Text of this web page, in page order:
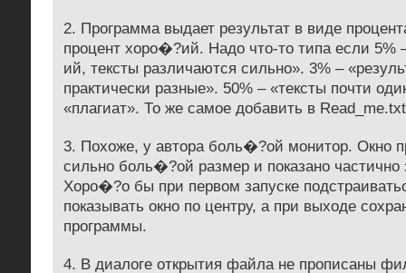
2. Программа выдает результат в виде
процент хоро�?ий. Надо что-то типа если 5%
ий, тексты различаются сильно». 3% –
практически разные». 50% – «тексты почти
«плагиат». То же самое добавить в Read_me.txt
3. Похоже, у автора боль�?ой монитор. Окно
сильно боль�?ой размер и показано частично
Хоро�?о бы при первом запуске
показывать окно по центру, а при выходе
программы.
4. В диалоге открытия файла не прописаны